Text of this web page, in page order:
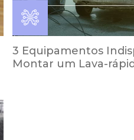
3 Equipamentos
Montar um Lava-